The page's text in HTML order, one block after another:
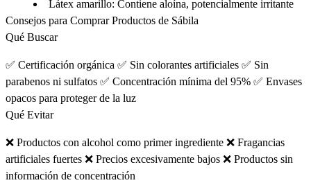
Látex amarillo: Contiene aloína, potencialmente irritante
Consejos para Comprar Productos de Sábila
Qué Buscar
✅ Certificación orgánica ✅ Sin colorantes artificiales ✅ Sin
parabenos ni sulfatos ✅ Concentración mínima del 95% ✅ Envases
opacos para proteger de la luz
Qué Evitar
❌ Productos con alcohol como primer ingrediente ❌ Fragancias
artificiales fuertes ❌ Precios excesivamente bajos ❌ Productos sin
información de concentración